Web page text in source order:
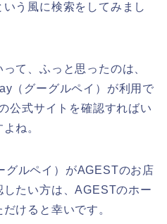
う風に検索をしてみまし
て、ふっと思ったのは、
（グーグルペイ）が利用で
公式サイトを確認すればい
ね。
グルペイ）がAGESTのお店
たい方は、AGESTのホー
けると幸いです。